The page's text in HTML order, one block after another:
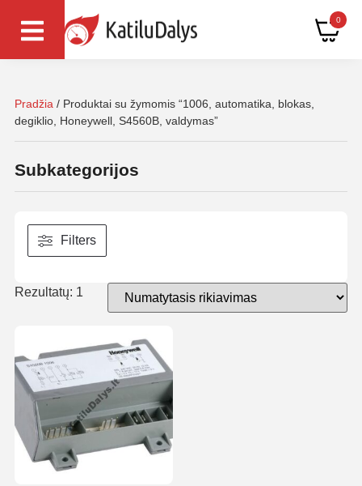
0
Pradžia / Produktai su žymomis “1006, automatika, blokas,
degiklio, Honeywell, S4560B, valdymas”
Subkategorijos
Filters
Rezultatų: 1